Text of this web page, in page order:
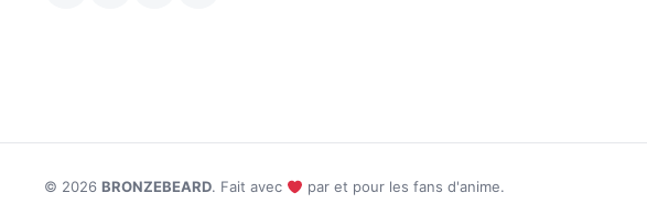
© 2026 BRONZEBEARD. Fait avec par et pour les fans d'anime.